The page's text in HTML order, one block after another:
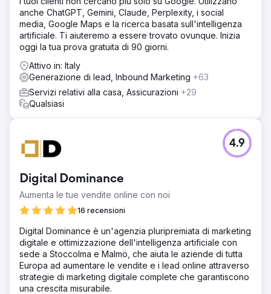
anche ChatGPT, Gemini, Claude, Perplexity, i social
media, Google Maps e la ricerca basata sull'intelligenza
artificiale. Ti aiuteremo a essere trovato ovunque. Inizia
oggi la tua prova gratuita di 90 giorni.
Attivo in: Italy
Generazione di lead, Inbound Marketing +63
Servizi relativi alla casa, Assicurazioni +29
Qualsiasi
Digital Dominance
Aumenta le tue vendite online con noi
16 recensioni
4.9
Digital Dominance è un'agenzia pluripremiata di marketing
digitale e ottimizzazione dell'intelligenza artificiale con
sede a Stoccolma e Malmö, che aiuta le aziende di tutta
Europa ad aumentare le vendite e i lead online attraverso
strategie di marketing digitale complete che garantiscono
una crescita misurabile.